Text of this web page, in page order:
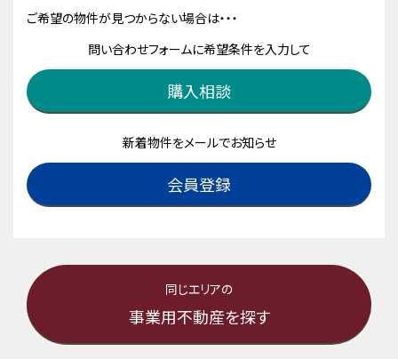
ご希望の物件が見つからない場合は・・・
問い合わせフォームに希望条件を入力して
購入相談
新着物件をメールでお知らせ
会員登録
同じエリアの
事業用不動産を探す